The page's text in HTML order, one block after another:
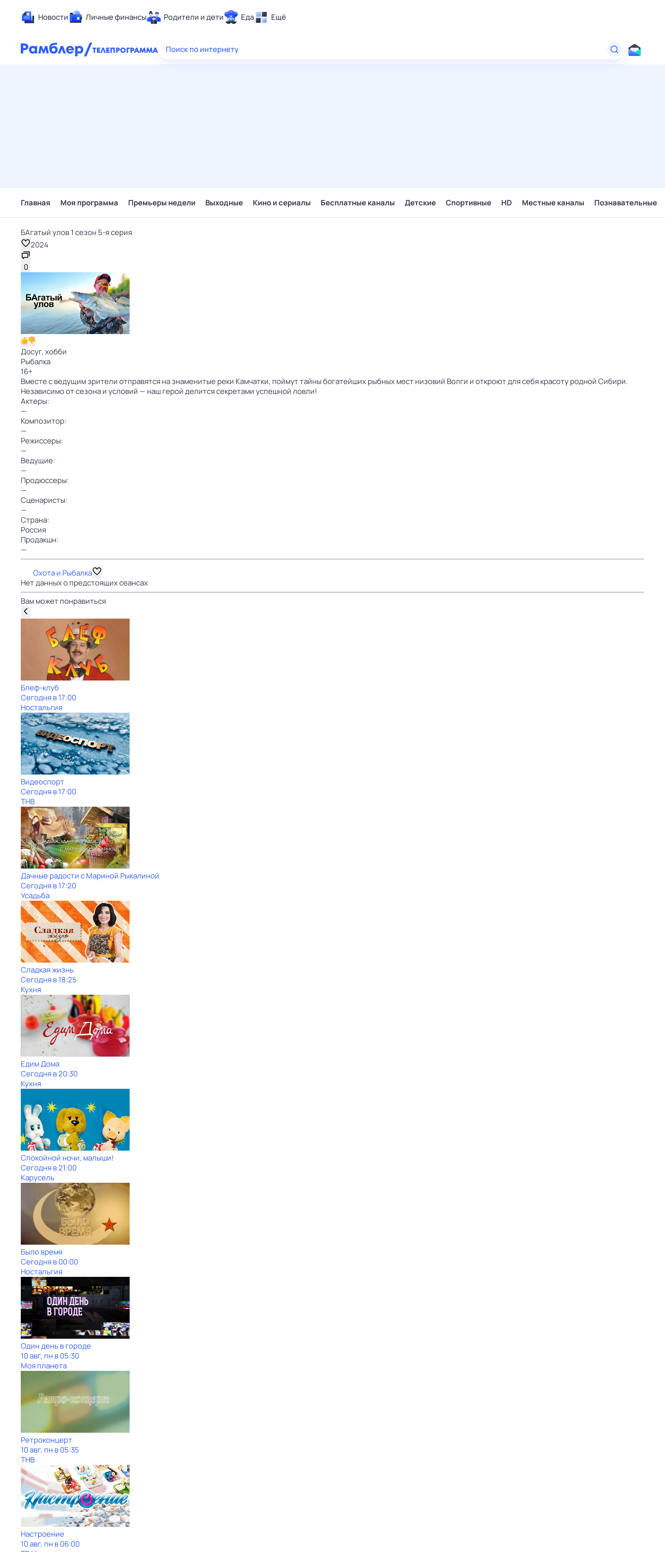
Новости Личные финансы Родители и дети Еда Ещё
Здоровье
Поиск по интернету
Главная Моя программа Премьеры недели Выходные Кино и сериалы Бесплатные каналы Детские Спортивные HD Местные каналы Познавательные
БАгатый улов 1 сезон 5-я серия
2024
0
Досуг, хобби
Рыбалка
16+
Вместе с ведущим зрители отправятся на знаменитые реки Камчатки, поймут тайны богатейших рыбных мест низовий Волги и откроют для себя красоту родной Сибири.
Независимо от сезона и условий — наш герой делится секретами успешной ловли!
Актеры:
—
Композитор:
—
Режиссеры:
—
Ведущие:
—
Продюссеры:
—
Сценаристы:
—
Страна:
Россия
Продакшн:
—
Охота и Рыбалка
Нет данных о предстоящих сеансах
Вам может понравиться
Блеф-клуб
Сегодня в 17:00
Ностальгия
Видеоспорт
Сегодня в 17:00
ТНВ
Дачные радости с Мариной Рыкалиной
Сегодня в 17:20
Усадьба
Сладкая жизнь
Сегодня в 18:25
Кухня
Едим Дома
Сегодня в 20:30
Кухня
Спокойной ночи, малыши!
Сегодня в 21:00
Карусель
Было время
Сегодня в 00:00
Ностальгия
Один день в городе
10 авг, пн в 05:30
Моя планета
Ретроконцерт
10 авг, пн в 05:35
ТНВ
Настроение
10 авг, пн в 06:00